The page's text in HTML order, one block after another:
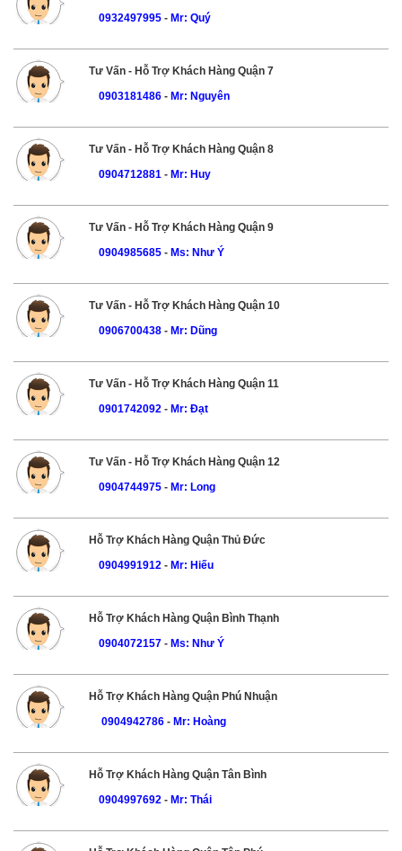
0932497995- Mr: Quý
Tư Vấn - Hỗ Trợ Khách Hàng Quận 7
0903181486- Mr: Nguyên
Tư Vấn - Hỗ Trợ Khách Hàng Quận 8
0904712881- Mr: Huy
Tư Vấn - Hỗ Trợ Khách Hàng Quận 9
0904985685- Ms: Như Ý
Tư Vấn - Hỗ Trợ Khách Hàng Quận 10
0906700438- Mr: Dũng
Tư Vấn - Hỗ Trợ Khách Hàng Quận 11
0901742092- Mr: Đạt
Tư Vấn - Hỗ Trợ Khách Hàng Quận 12
0904744975- Mr: Long
Hỗ Trợ Khách Hàng Quận Thủ Đức
0904991912- Mr: Hiếu
Hỗ Trợ Khách Hàng Quận Bình Thạnh
0904072157- Ms: Như Ý
Hỗ Trợ Khách Hàng Quận Phú Nhuận
0904942786- Mr: Hoàng
Hỗ Trợ Khách Hàng Quận Tân Bình
0904997692- Mr: Thái